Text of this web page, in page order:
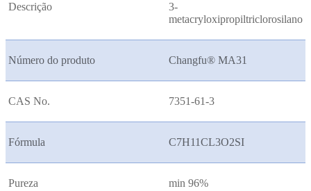
Descrição
3-
metacryloxipropiltriclorosilano
Número do produto Changfu® MA31
CAS No. 7351-61-3
Fórmula C7H11CL3O2SI
Pureza min 96%